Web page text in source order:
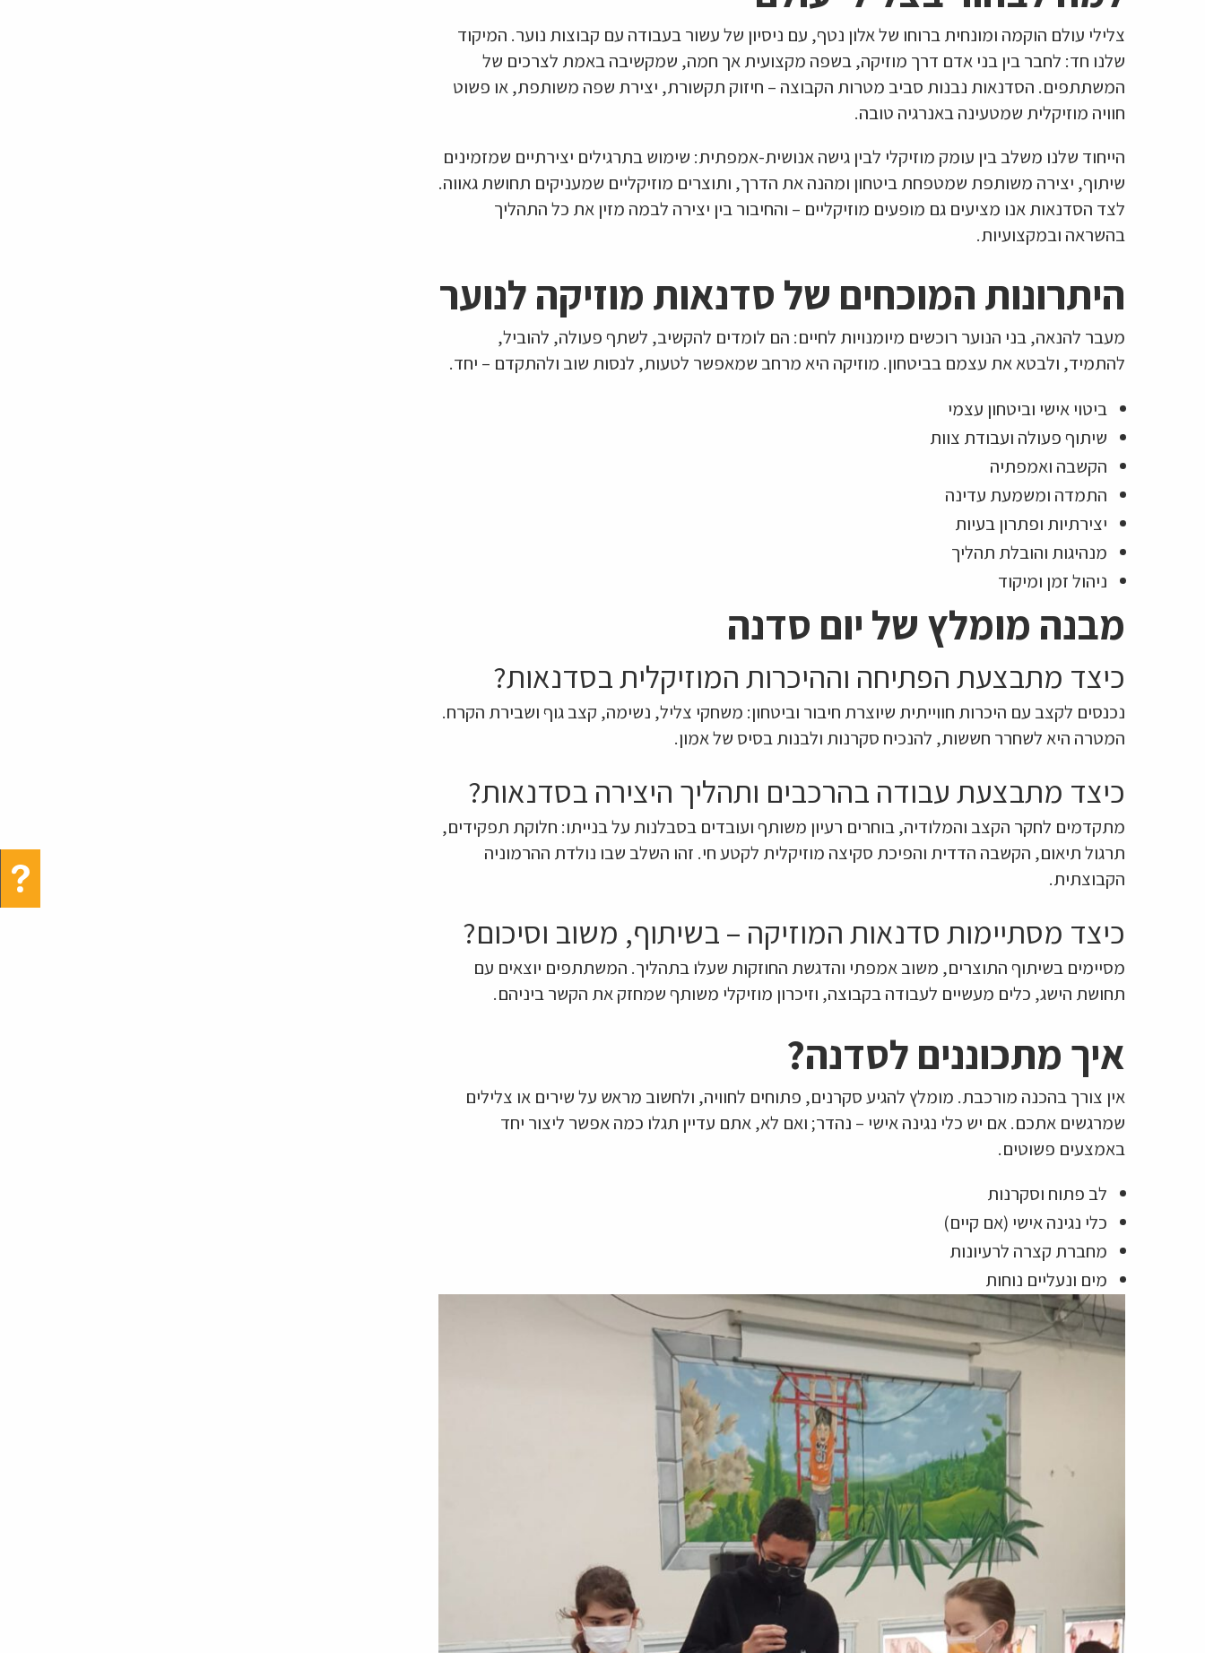
צלילי עולם הוקמה ומונחית ברוחו של אלון נטף, עם ניסיון של עשור בעבודה עם קבוצות נוער. המיקוד
שלנו חד: לחבר בין בני אדם דרך מוזיקה, בשפה מקצועית אך חמה, שמקשיבה באמת לצרכים של
המשתתפים. הסדנאות נבנות סביב מטרות הקבוצה – חיזוק תקשורת, יצירת שפה משותפת, או פשוט
חוויה מוזיקלית שמטעינה באנרגיה טובה.
הייחוד שלנו משלב בין עומק מוזיקלי לבין גישה אנושית-אמפתית: שימוש בתרגילים יצירתיים שמזמינים
שיתוף, יצירה משותפת שמטפחת ביטחון ומהנה את הדרך, ותוצרים מוזיקליים שמעניקים תחושת גאווה.
לצד הסדנאות אנו מציעים גם מופעים מוזיקליים – והחיבור בין יצירה לבמה מזין את כל התהליך
בהשראה ובמקצועיות.
היתרונות המוכחים של סדנאות מוזיקה לנוער
מעבר להנאה, בני הנוער רוכשים מיומנויות לחיים: הם לומדים להקשיב, לשתף פעולה, להוביל,
להתמיד, ולבטא את עצמם בביטחון. מוזיקה היא מרחב שמאפשר לטעות, לנסות שוב ולהתקדם – יחד.
ביטוי אישי וביטחון עצמי
שיתוף פעולה ועבודת צוות
הקשבה ואמפתיה
התמדה ומשמעת עדינה
יצירתיות ופתרון בעיות
מנהיגות והובלת תהליך
ניהול זמן ומיקוד
מבנה מומלץ של יום סדנה
כיצד מתבצעת הפתיחה וההיכרות המוזיקלית בסדנאות?
נכנסים לקצב עם היכרות חווייתית שיוצרת חיבור וביטחון: משחקי צליל, נשימה, קצב גוף ושבירת הקרח.
המטרה היא לשחרר חששות, להנכיח סקרנות ולבנות בסיס של אמון.
כיצד מתבצעת עבודה בהרכבים ותהליך היצירה בסדנאות?
מתקדמים לחקר הקצב והמלודיה, בוחרים רעיון משותף ועובדים בסבלנות על בנייתו: חלוקת תפקידים,
תרגול תיאום, הקשבה הדדית והפיכת סקיצה מוזיקלית לקטע חי. זהו השלב שבו נולדת ההרמוניה
הקבוצתית.
כיצד מסתיימות סדנאות המוזיקה – בשיתוף, משוב וסיכום?
מסיימים בשיתוף התוצרים, משוב אמפתי והדגשת החוזקות שעלו בתהליך. המשתתפים יוצאים עם
תחושת הישג, כלים מעשיים לעבודה בקבוצה, וזיכרון מוזיקלי משותף שמחזק את הקשר ביניהם.
איך מתכוננים לסדנה?
אין צורך בהכנה מורכבת. מומלץ להגיע סקרנים, פתוחים לחוויה, ולחשוב מראש על שירים או צלילים
שמרגשים אתכם. אם יש כלי נגינה אישי – נהדר; ואם לא, אתם עדיין תגלו כמה אפשר ליצור יחד
באמצעים פשוטים.
לב פתוח וסקרנות
כלי נגינה אישי (אם קיים)
מחברת קצרה לרעיונות
מים ונעליים נוחות